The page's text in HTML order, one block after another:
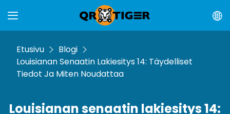
Etusivu
Blogi
Louisianan Senaatin Lakiesitys 14: Täydelliset
Tiedot Ja Miten Noudattaa
Louisianan senaatin lakiesitys 14: